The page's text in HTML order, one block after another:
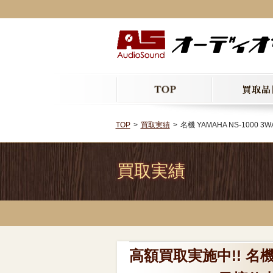
TOP 買取実績 名機 YAMAHA NS-1000
買取実績
高額買取実施中!! 名